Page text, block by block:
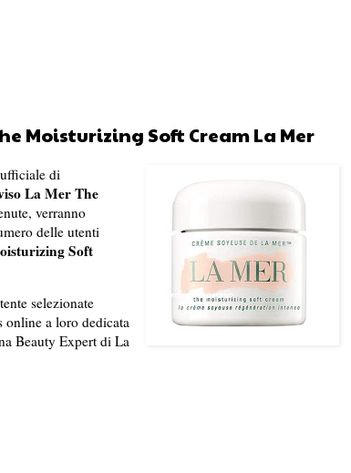
Moisturizing Soft Cream La Mer
di
La Mer The
verranno
delle utenti
Soft
selezionate
online a loro dedicata
Beauty Expert di La